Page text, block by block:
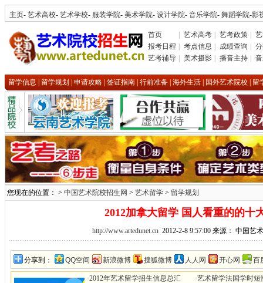
主页- 艺术高校- 艺术学校- 服装学院- 美术学院- 设计学院- 音乐学院- 舞蹈学院-影
首页 艺术高考 艺考政策
报考日程
考点信息 成绩查询
艺考辅导
美术摄影 播音主持
留学信息 留学规划 申请攻略 签证指南 行前准备 海外生活 国外艺术院校 留
您现在的位置： > 中国艺术院校招生网 > 艺术留学 > 留学规划
2012加拿大留学 国人看重的的十
http://www.artedunet.cn 2012-2-8 9:57:00 来源： 中国艺
分享到： QQ空间 新浪微博 搜狐微博 人人网 开心网 百
·2012年艺术留学招生信息总汇
·艺术留学法国学时短